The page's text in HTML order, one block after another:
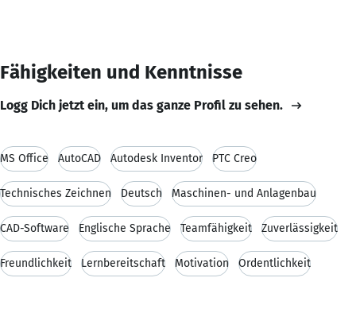
Fähigkeiten und Kenntnisse
Logg Dich jetzt ein, um das ganze Profil zu sehen.
MS Office AutoCAD Autodesk Inventor PTC Creo
Technisches Zeichnen Deutsch Maschinen- und Anlagenbau
CAD-Software Englische Sprache Teamfähigkeit Zuverlässigkeit
Freundlichkeit Lernbereitschaft Motivation Ordentlichkeit